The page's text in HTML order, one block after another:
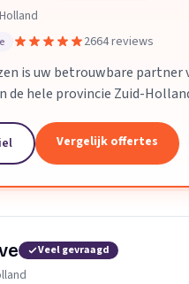
2664 reviews
is uw betrouwbare
de hele provincie Zuid-
Vergelijk offertes
Veel gevraagd